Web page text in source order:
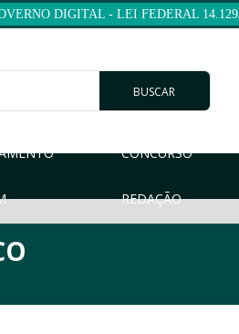
DIGITAL - LEI FEDERAL
BUSCAR
CONCURSO
REDAÇÃO